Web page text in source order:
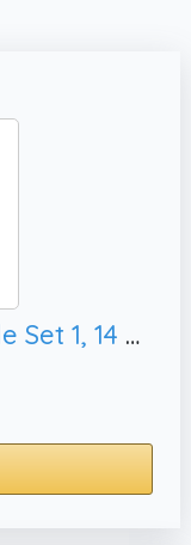
Wera 05004170001 Bicycle Set 1, 14 piezas